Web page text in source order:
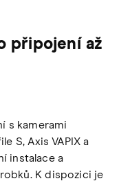
připojení až
s kamerami
S, Axis VAPIX a
instalace a
K dispozici je